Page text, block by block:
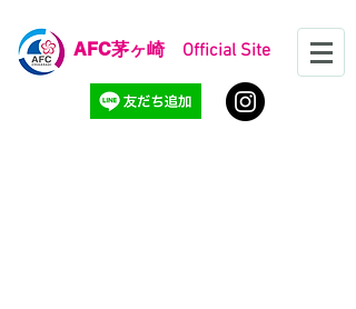
AFC茅ヶ崎 Official Site